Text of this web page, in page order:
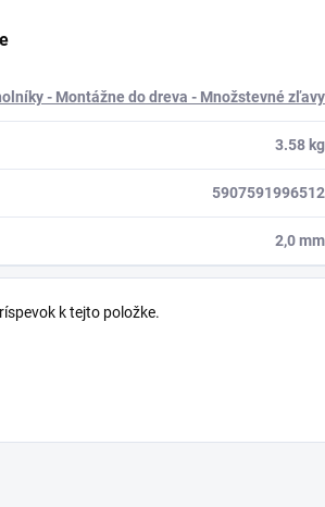
- Montážne do dreva - Množstevné zľavy
3.58 kg
5907591996512
2,0 mm
k tejto položke.